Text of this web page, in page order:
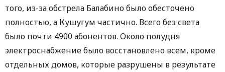
того, из-за обстрела Балабино было обесточено
полностью, а Кушугум частично. Всего без света
было почти 4900 абонентов. Около полудня
электроснабжение было восстановлено всем, кроме
отдельных домов, которые разрушены в результате